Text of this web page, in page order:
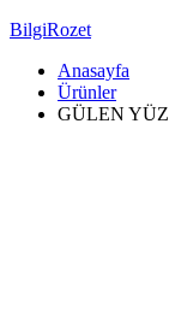
BilgiRozet
Anasayfa
Ürünler
GÜLEN YÜZ